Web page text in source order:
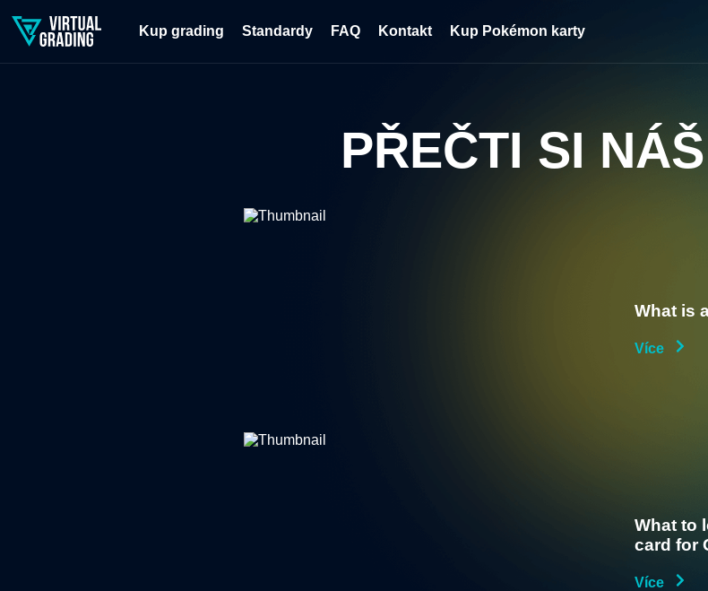
Kup grading Standardy FAQ Kontakt Kup Pokémon karty
PŘEČTI SI NÁŠ
What is
Více
What to
card for
Více